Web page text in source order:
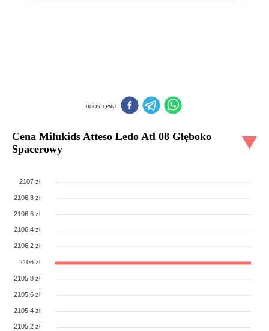
UDOSTĘPNIJ
Cena Milukids Atteso Ledo Atl 08 Głęboko
Spacerowy
2107 zł
2106.8 zł
2106.6 zł
2106.4 zł
2106.2 zł
2106 zł
2105.8 zł
2105.6 zł
2105.4 zł
2105.2 zł